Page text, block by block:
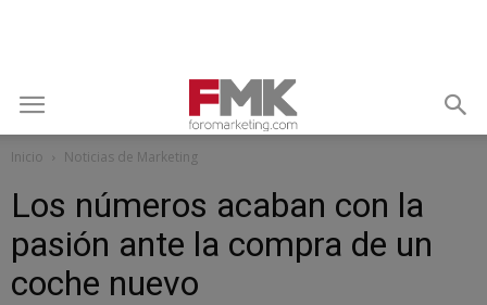
Inicio Noticias de Marketing
Los números acaban con la
pasión ante la compra de un
coche nuevo